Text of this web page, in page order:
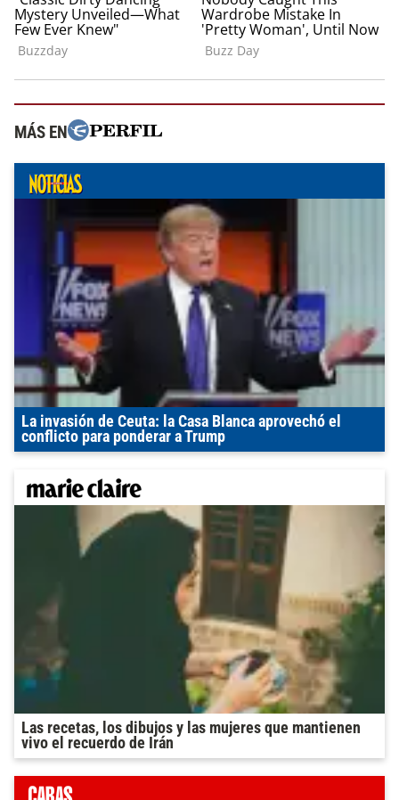
MÁS EN
La invasión de Ceuta: la Casa Blanca aprovechó el
conflicto para ponderar a Trump
Las recetas, los dibujos y las mujeres que mantienen
vivo el recuerdo de Irán